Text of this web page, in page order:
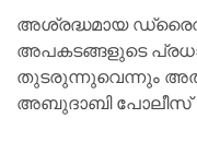
അശ്രദ്ധമായ
അപകടങ്ങളുടെ
തുടരുന്നുവെന്നും
അബുദാബി പോലീസ്